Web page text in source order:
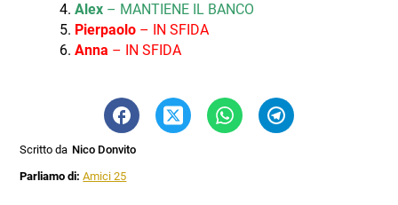
Alex– MANTIENE IL BANCO
Pierpaolo– IN SFIDA
Anna – IN SFIDA
Scritto da Nico Donvito
Parliamo di:Amici 25